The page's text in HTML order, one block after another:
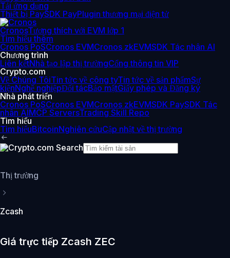
Tải ứng dụng
Thiết bị PaySDK PayPlugin thương mại điện tử
CronosTương thích với EVM lớp 1
Tìm hiểu thêm
Cronos PoSCronos EVMCronos zkEVMSDK Tác nhân AI
Chương trình
Liên kếtNhà tạo lập thị trườngCổng thông tin VIP
Crypto.com
Về Chúng TôiTin tức về công tyTin tức về sản phẩmSự
kiệnNghề nghiệpĐối tácBảo mậtGiấy phép và Đăng ký
Nhà phát triển
Cronos PoSCronos EVMCronos zkEVMSDK PaySDK Tác
nhân AIMCP ServersTrading Skill Repo
Tìm hiểu
Tìm hiểuBitcoinNghiên cứuCập nhật về thị trường
Thị trường
Zcash
Giá trực tiếp Zcash ZEC